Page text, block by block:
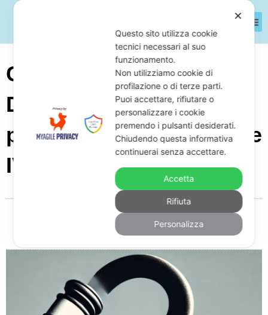
Cos’è l’Abuso del
Diritto? Guida Completa
per Imprenditori e Partite
IVA
Giuseppe Monardo
08:14
Nessun commento
✕
Questo sito utilizza cookie
tecnici necessari al suo
funzionamento.
Non utilizziamo cookie di
profilazione o di terze parti.
Puoi accettare, rifiutare o
personalizzare i cookie
premendo i pulsanti desiderati.
Chiudendo questa informativa
continuerai senza accettare.
Accetta
Rifiuta
Personalizza